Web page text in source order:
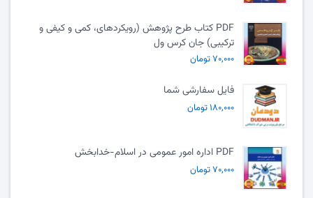
PDF کتاب طرح پژوهش (رویکردهای، کمی و کیفی و
ترکیبی) جان کرس ول
۷۰,۰۰۰ تومان
فایل سفارشی شما
۱۸۰,۰۰۰ تومان
PDF اداره امور عمومی در اسلام-خدابخش
۷۰,۰۰۰ تومان